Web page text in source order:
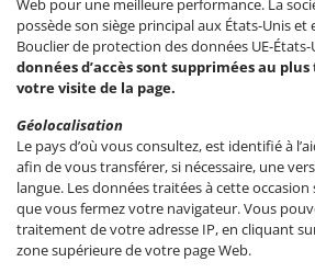
Web pour une meilleure performance. La
possède son siège principal aux États-Unis et
Bouclier de protection des données UE-États-
données d’accès sont supprimées au
votre visite de la page.
Géolocalisation
Le pays d’où vous consultez, est identifié à
afin de vous transférer, si nécessaire, une
langue. Les données traitées à cette
que vous fermez votre navigateur. Vous
traitement de votre adresse IP, en cliquant
zone supérieure de votre page Web.